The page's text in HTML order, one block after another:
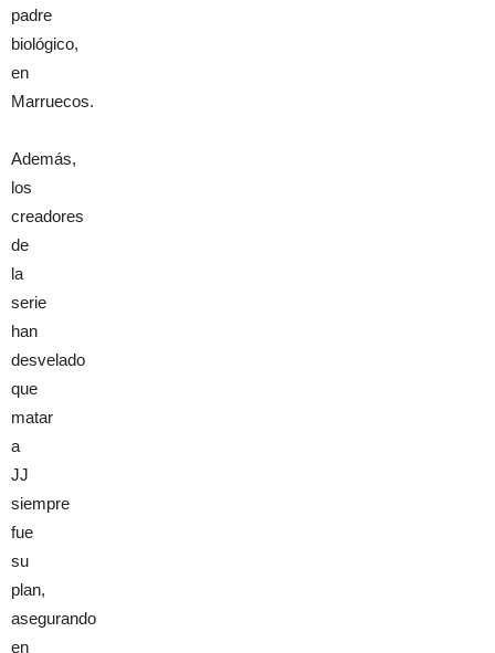
padre
biológico,
en
Marruecos.
Además,
los
creadores
de
la
serie
han
desvelado
que
matar
a
JJ
siempre
fue
su
plan,
asegurando
en